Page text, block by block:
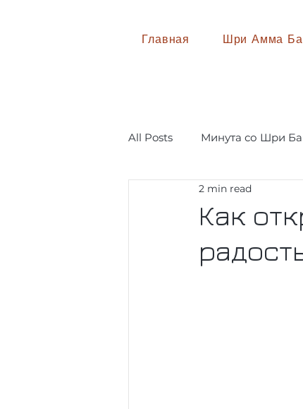
Главная Шри Амма
All Posts Минута со Шри
Ответы на вопросы
Как
2 min read